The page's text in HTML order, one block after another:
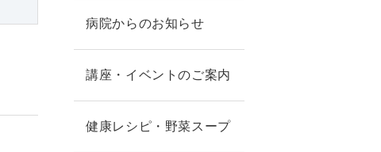
病院からのお知らせ
講座・イベントのご案内
健康レシピ・野菜スープ